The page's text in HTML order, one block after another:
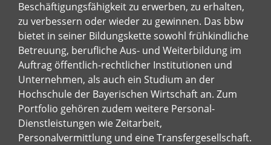
Beschäftigungsfähigkeit zu erwerben, zu erhalten,
zu verbessern oder wieder zu gewinnen. Das bbw
bietet in seiner Bildungskette sowohl frühkindliche
Betreuung, berufliche Aus- und Weiterbildung im
Auftrag öffentlich-rechtlicher Institutionen und
Unternehmen, als auch ein Studium an der
Hochschule der Bayerischen Wirtschaft an. Zum
Portfolio gehören zudem weitere Personal-
Dienstleistungen wie Zeitarbeit,
Personalvermittlung und eine Transfergesellschaft.